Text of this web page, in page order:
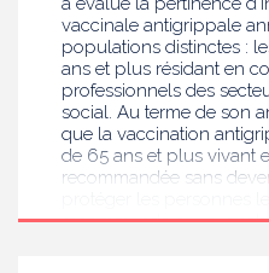
vaccinale antigrippale
populations distinctes :
ans et plus résidant en
professionnels des
social. Au terme de son
que la vaccination
de 65 ans et plus vivant
recommandée sans
recommande en